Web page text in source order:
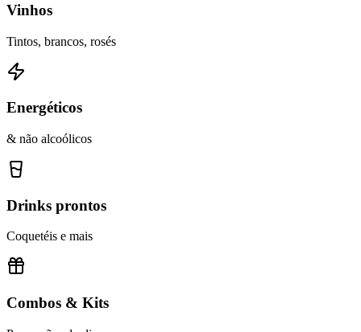
Vinhos
Tintos, brancos, rosés
Energéticos
& não alcoólicos
Drinks prontos
Coquetéis e mais
Combos & Kits